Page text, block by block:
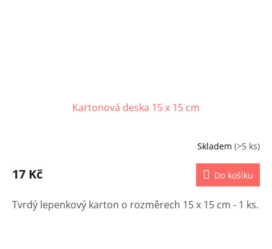
Kartonová deska 15 x 15 cm
Skladem (>5 ks)
17 Kč Do košíku
Tvrdý lepenkový karton o rozměrech 15 x 15 cm - 1 ks.